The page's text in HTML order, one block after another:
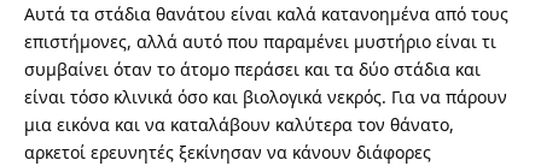
Αυτά τα στάδια θανάτου είναι καλά κατανοημένα από τους
επιστήμονες, αλλά αυτό που παραμένει μυστήριο είναι τι
συμβαίνει όταν το άτομο περάσει και τα δύο στάδια και
είναι τόσο κλινικά όσο και βιολογικά νεκρός. Για να πάρουν
μια εικόνα και να καταλάβουν καλύτερα τον θάνατο,
αρκετοί ερευνητές ξεκίνησαν να κάνουν διάφορες